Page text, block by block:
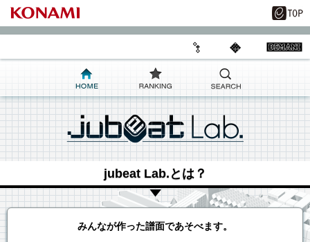
jubeat Lab.とは？
みんなが作った譜面であそべます。